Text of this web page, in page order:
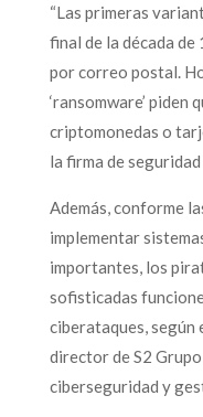
“Las primeras
final de la década
por correo postal.
‘ransomware’ piden
criptomonedas o
la firma de
Además, conforme
implementar
importantes, los
sofisticadas
ciberataques, según
director de S2
ciberseguridad y